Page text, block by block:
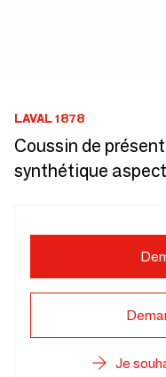
LAVAL 1878
Coussin de
synthétique
Je